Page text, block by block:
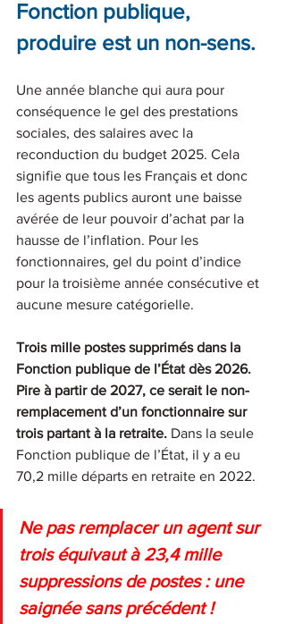
Fonction publique,
produire est un non-sens.
Une année blanche qui aura pour
conséquence le gel des prestations
sociales, des salaires avec la
reconduction du budget 2025. Cela
signifie que tous les Français et donc
les agents publics auront une baisse
avérée de leur pouvoir d’achat par la
hausse de l’inflation. Pour les
fonctionnaires, gel du point d’indice
pour la troisième année consécutive et
aucune mesure catégorielle.
Trois mille postes supprimés dans la
Fonction publique de l’État dès 2026.
Pire à partir de 2027, ce serait le non-
remplacement d’un fonctionnaire sur
trois partant à la retraite. Dans la seule
Fonction publique de l’État, il y a eu
70,2 mille départs en retraite en 2022.
Ne pas remplacer un agent sur
trois équivaut à 23,4 mille
suppressions de postes : une
saignée sans précédent !